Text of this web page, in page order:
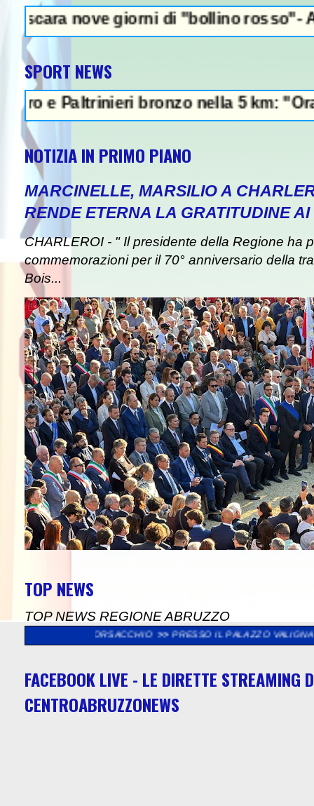
giorni di "bollino rosso"-
SPORT NEWS
bronzo nella 5 km: "Ora ci
NOTIZIA IN PRIMO PIANO
MARCINELLE, MARSILIO A
RENDE ETERNA LA GRATITUDINE
CHARLEROI - " Il presidente della Regione ha
commemorazioni per il 70° anniversario della
Bois...
TOP NEWS
TOP NEWS REGIONE ABRUZZO
PRESSO IL PALAZZO VALIGNANI DI
FACEBOOK LIVE - LE DIRETTE STREAMING
CENTROABRUZZONEWS
NEWS IN